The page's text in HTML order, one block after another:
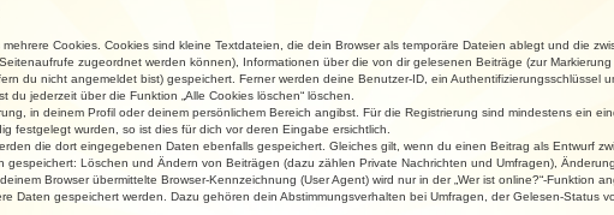
Cookies. Cookies sind kleine Textdateien, die dein Browser als temporäre Dateien ablegt und die
zugeordnet werden können), Informationen über die von dir gelesenen Beiträge (zur
du nicht angemeldet bist) gespeichert. Ferner werden deine Benutzer-ID, ein Authentifizierungsschlüssel
jederzeit über die Funktion „Alle Cookies löschen“ löschen.
in deinem Profil oder deinem persönlichem Bereich angibst. Für die Registrierung sind mindestens ein
festgelegt wurden, so ist dies für dich vor deren Eingabe ersichtlich.
die dort eingegebenen Daten ebenfalls gespeichert. Gleiches gilt, wenn du einen Beitrag als Entwurf
Löschen und Ändern von Beiträgen (dazu zählen Private Nachrichten und Umfragen),
Browser übermittelte Browser-Kennzeichnung (User Agent) wird nur in der „Wer ist online?“-Funktion
Daten gespeichert werden. Dazu gehören dein Abstimmungsverhalten bei Umfragen, der Gelesen-Status